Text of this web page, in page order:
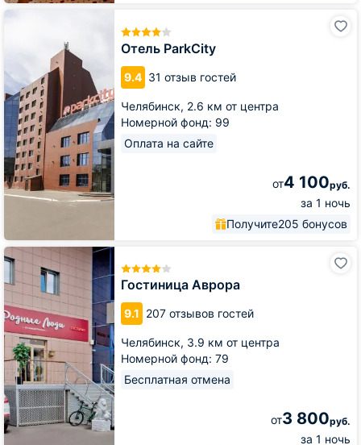
Отель ParkCity
9.4 31 отзыв гостей
Челябинск, 2.6 км от центра
Номерной фонд: 99
Оплата на сайте
от4 100руб.
за 1 ночь
Получите205 бонусов
Гостиница Аврора
9.1 207 отзывов гостей
Челябинск, 3.9 км от центра
Номерной фонд: 79
Бесплатная отмена
от3 800руб.
за 1 ночь
Гостиница
Аврора